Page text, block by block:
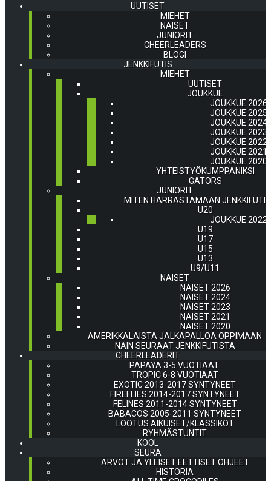
UUTISET
MIEHET
NAISET
JUNIORIT
CHEERLEADERS
BLOGI
JENKKIFUTIS
MIEHET
UUTISET
JOUKKUE
JOUKKUE 2026
JOUKKUE 2025
JOUKKUE 2024
JOUKKUE 2023
JOUKKUE 2022
JOUKKUE 2021
JOUKKUE 2020
YHTEISTYÖKUMPPANIKSI
GATORS
JUNIORIT
MITEN HARRASTAMAAN
U20
JOUKKUE 2022
U19
U17
U15
U13
U9/U11
NAISET
NAISET 2026
NAISET 2024
NAISET 2023
NAISET 2021
NAISET 2020
AMERIKKALAISTA JALKAPALLOA OPPIMAAN
NÄIN SEURAAT JENKKIFUTISTA
CHEERLEADERIT
PAPAYA 3-5 VUOTIAAT
TROPIC 6-8 VUOTIAAT
EXOTIC 2013-2017 SYNTYNEET
FIREFLIES 2014-2017 SYNTYNEET
FELINES 2011-2014 SYNTYNEET
BABACOS 2005-2011 SYNTYNEET
LOOTUS AIKUISET/KLASSIKOT
RYHMÄSTUNTIT
KOOL
SEURA
ARVOT JA YLEISET EETTISET OHJEET
HISTORIA